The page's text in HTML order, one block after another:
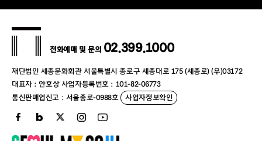
재단법인 세종문화회관 서울특별시 종로구 세종대로 175 (세종로) (우)03172
대표자 : 안호상 사업자등록번호 : 101-82-06773
통신판매업신고 : 서울종로-0988호 사업자정보확인
전화예매 및 문의 02.399.1000